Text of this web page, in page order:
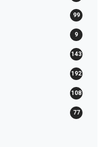
99
9
143
192
108
77